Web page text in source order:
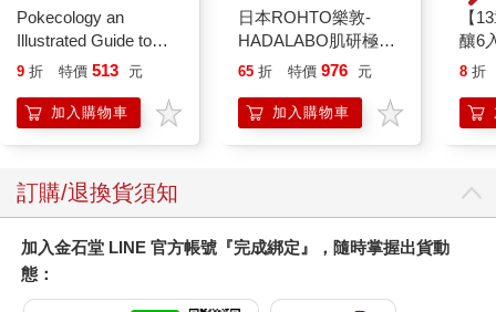
Pokecology an
Illustrated Guide to
Pokemon Ecology
Press)
9 折 特價 513 元
加入購物車
日本ROHTO樂敦-
HADALABO肌研極潤
金緻7重玻尿酸高效保
140ml/金瓶(Premium
臉部肌膚護理乳霜,素
65 折 特價 976 元
加入購物車
【
釀6
8 折
訂購/退換貨須知
加入金石堂 LINE 官方帳號『完成綁定』，隨時掌握出貨動
態：